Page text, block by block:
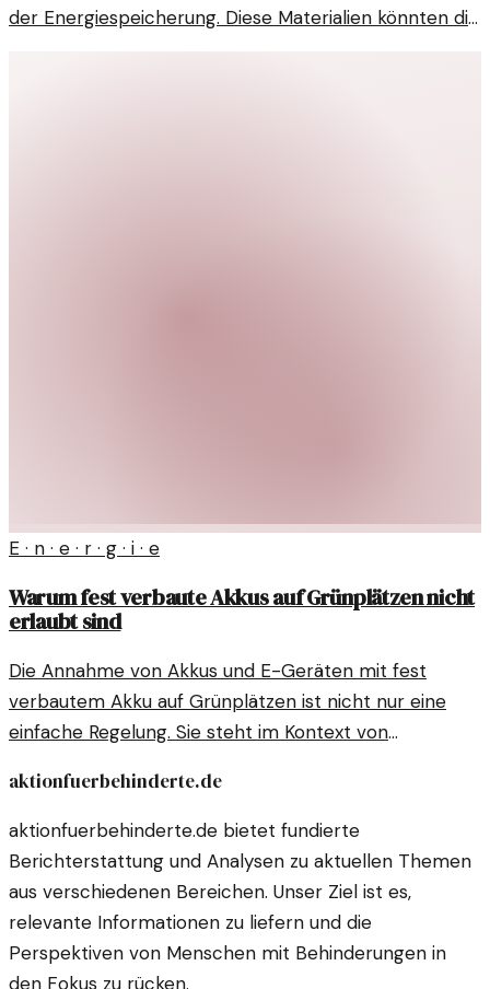
der Energiespeicherung. Diese Materialien könnten die
E · n · e · r · g · i · e
Warum fest verbaute Akkus auf Grünplätzen nicht
erlaubt sind
Die Annahme von Akkus und E-Geräten mit fest
verbautem Akku auf Grünplätzen ist nicht nur eine
einfache Regelung. Sie steht im Kontext von
aktionfuerbehinderte.de
aktionfuerbehinderte.de bietet fundierte
Berichterstattung und Analysen zu aktuellen Themen
aus verschiedenen Bereichen. Unser Ziel ist es,
relevante Informationen zu liefern und die
Perspektiven von Menschen mit Behinderungen in
den Fokus zu rücken.